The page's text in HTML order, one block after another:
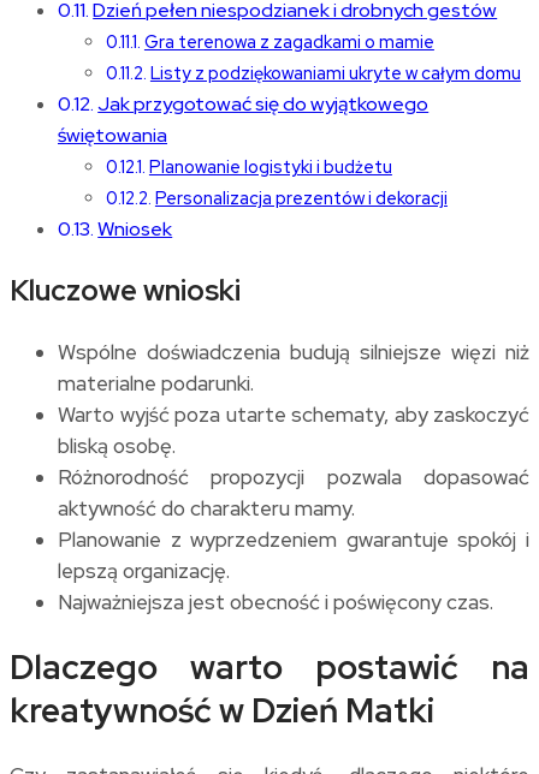
Dzień pełen niespodzianek i drobnych gestów
Gra terenowa z zagadkami o mamie
Listy z podziękowaniami ukryte w całym domu
Jak przygotować się do wyjątkowego
świętowania
Planowanie logistyki i budżetu
Personalizacja prezentów i dekoracji
Wniosek
Kluczowe wnioski
Wspólne doświadczenia budują silniejsze więzi niż
materialne podarunki.
Warto wyjść poza utarte schematy, aby zaskoczyć
bliską osobę.
Różnorodność propozycji pozwala dopasować
aktywność do charakteru mamy.
Planowanie z wyprzedzeniem gwarantuje spokój i
lepszą organizację.
Najważniejsza jest obecność i poświęcony czas.
Dlaczego warto postawić na
kreatywność w Dzień Matki